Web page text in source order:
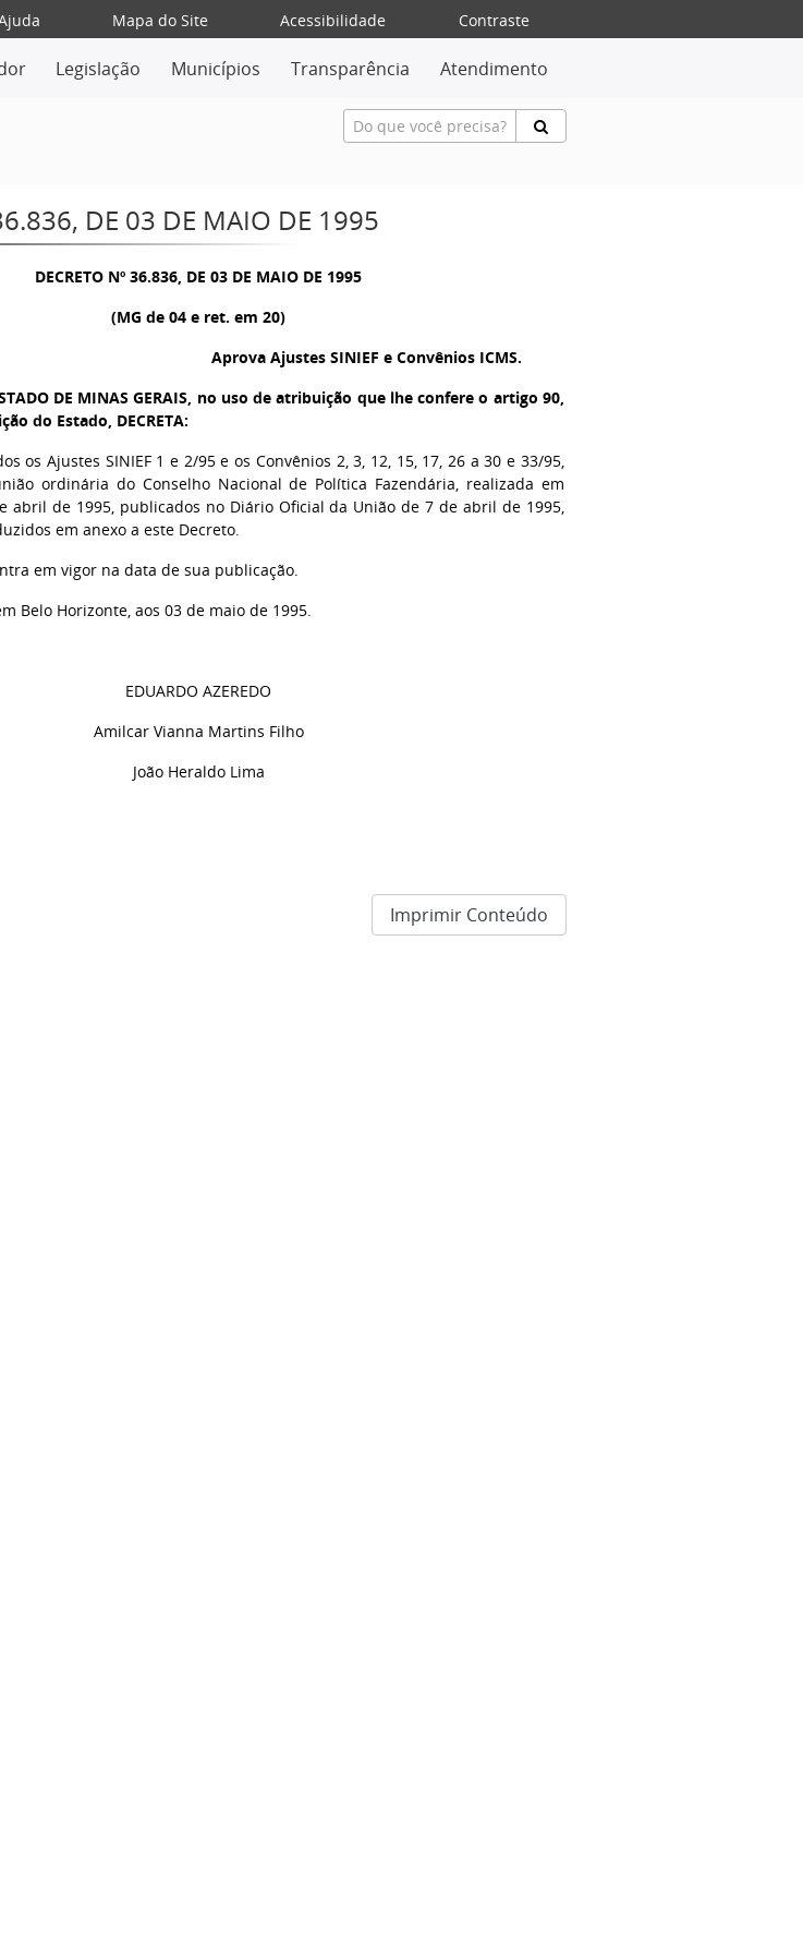
Mapa do Site Acessibilidade
Contraste
Legislação Municípios Transparência Atendimento
DE 03 DE MAIO DE 1995
DECRETO Nº 36.836, DE 03 DE MAIO DE 1995
(MG de 04 e ret. em 20)
Aprova Ajustes SINIEF e Convênios ICMS.
DE MINAS GERAIS, no uso de atribuição que lhe confere o artigo 90,
do Estado, DECRETA:
os Ajustes SINIEF 1 e 2/95 e os Convênios 2, 3, 12, 15, 17, 26 a 30 e 33/95,
ordinária do Conselho Nacional de Política Fazendária, realizada em
abril de 1995, publicados no Diário Oficial da União de 7 de abril de 1995,
em anexo a este Decreto.
em vigor na data de sua publicação.
Belo Horizonte, aos 03 de maio de 1995.
EDUARDO AZEREDO
Amilcar Vianna Martins Filho
João Heraldo Lima
Imprimir Conteúdo